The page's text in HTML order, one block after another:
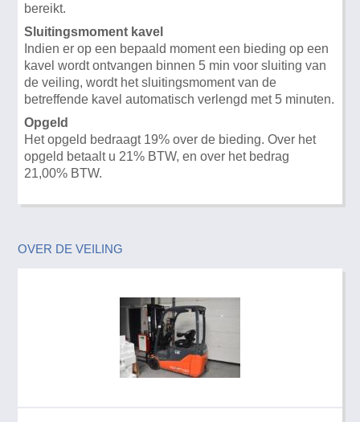
bereikt.
Sluitingsmoment kavel
Indien er op een bepaald moment een bieding op een
kavel wordt ontvangen binnen 5 min voor sluiting van
de veiling, wordt het sluitingsmoment van de
betreffende kavel automatisch verlengd met 5 minuten.
Opgeld
Het opgeld bedraagt 19% over de bieding. Over het
opgeld betaalt u 21% BTW, en over het bedrag
21,00% BTW.
OVER DE VEILING